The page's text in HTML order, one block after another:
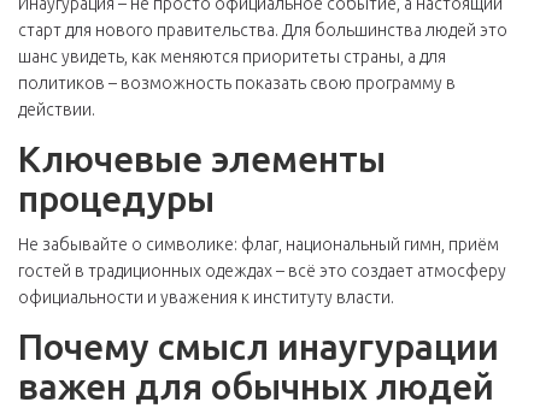
старт для нового правительства. Для большинства людей это
шанс увидеть, как меняются приоритеты страны, а для
политиков – возможность показать свою программу в
действии.
Ключевые элементы
процедуры
Не забывайте о символике: флаг, национальный гимн, приём
гостей в традиционных одеждах – всё это создает атмосферу
официальности и уважения к институту власти.
Почему смысл инаугурации
важен для обычных людей